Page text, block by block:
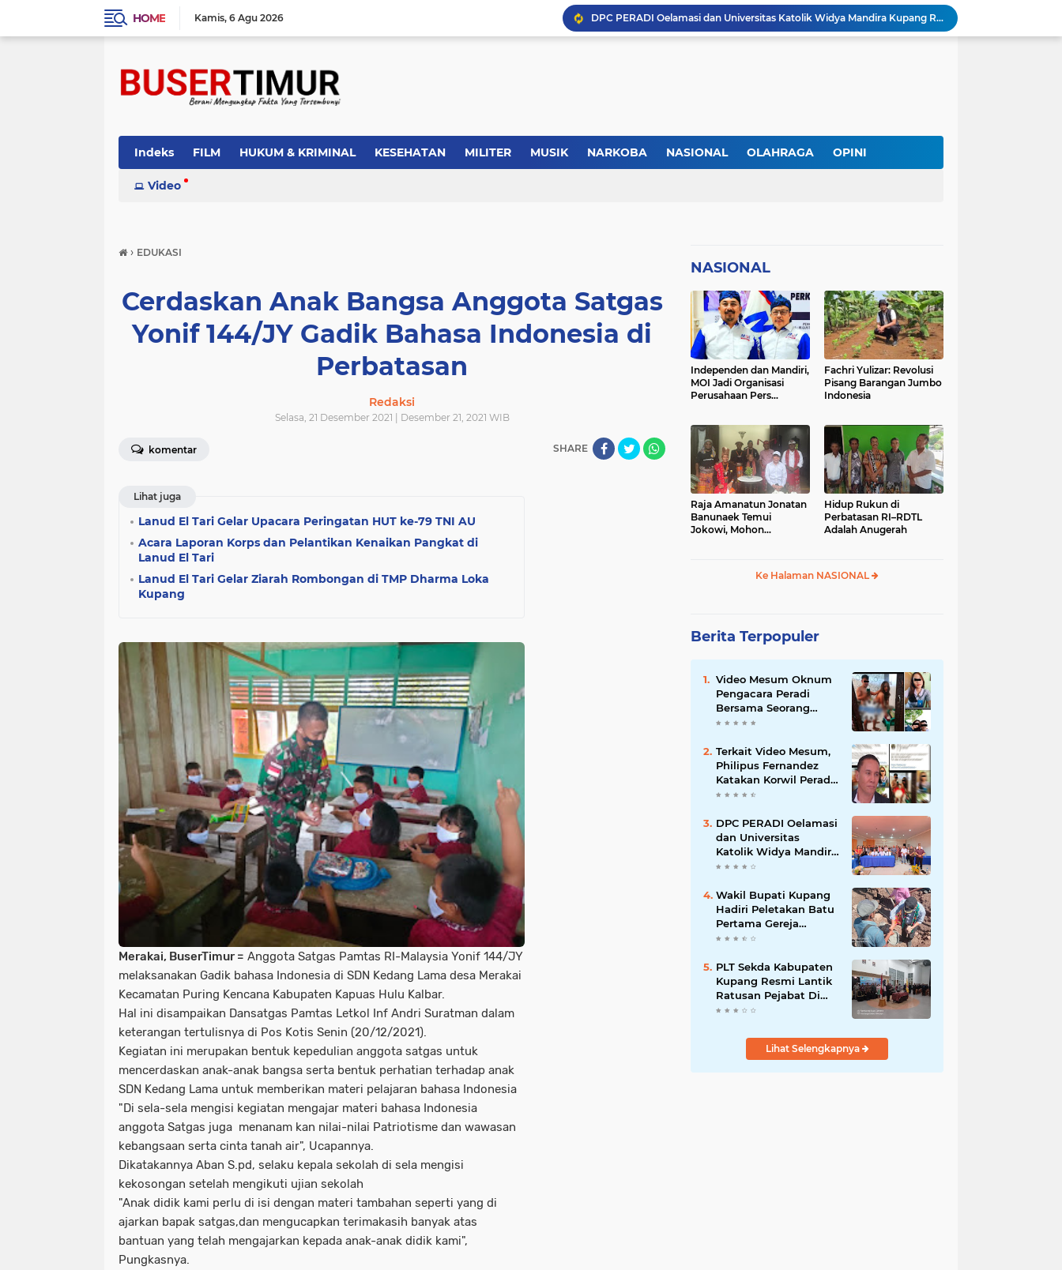
HOME Kamis 6 Agu 2026
DPC PERADI Oelamasi dan Universitas Katolik Widya Mandira Kupang Resmi Tutup PKPA Angkatan II
Kasus Lika Liku NTT Makin Panas! Merasa Difitnah, MS Tempuh Jalur Hukum terhadap BRN
21 DPC PWMOI Se-NTT Bergerak Serentak, Perkuat Profesionalisme Wartawan di Hari Pers Nasional 2026
Indeks FILM HUKUM & KRIMINAL KESEHATAN MILITER MUSIK NARKOBA NASIONAL OLAHRAGA OPINI
PEMERINTAH
Video
› EDUKASI
Cerdaskan Anak Bangsa Anggota Satgas
Yonif 144/JY Gadik Bahasa Indonesia di
Perbatasan
Redaksi
Selasa, 21 Desember 2021 | Desember 21, 2021 WIB
komentar SHARE
Lihat juga
Lanud El Tari Gelar Upacara Peringatan HUT ke-79 TNI AU
Acara Laporan Korps dan Pelantikan Kenaikan Pangkat di
Lanud El Tari
Lanud El Tari Gelar Ziarah Rombongan di TMP Dharma Loka
Kupang
Merakai, BuserTimur = Anggota Satgas Pamtas RI-Malaysia Yonif 144/JY
melaksanakan Gadik bahasa Indonesia di SDN Kedang Lama desa Merakai
Kecamatan Puring Kencana Kabupaten Kapuas Hulu Kalbar.
Hal ini disampaikan Dansatgas Pamtas Letkol Inf Andri Suratman dalam
keterangan tertulisnya di Pos Kotis Senin (20/12/2021).
Kegiatan ini merupakan bentuk kepedulian anggota satgas untuk
mencerdaskan anak-anak bangsa serta bentuk perhatian terhadap anak
SDN Kedang Lama untuk memberikan materi pelajaran bahasa Indonesia
"Di sela-sela mengisi kegiatan mengajar materi bahasa Indonesia
anggota Satgas juga menanam kan nilai-nilai Patriotisme dan wawasan
kebangsaan serta cinta tanah air", Ucapannya.
Dikatakannya Aban S.pd, selaku kepala sekolah di sela mengisi
kekosongan setelah mengikuti ujian sekolah
"Anak didik kami perlu di isi dengan materi tambahan seperti yang di
ajarkan bapak satgas,dan mengucapkan terimakasih banyak atas
bantuan yang telah mengajarkan kepada anak-anak didik kami",
Pungkasnya.
NASIONAL
Independen dan Mandiri,
MOI Jadi Organisasi
Perusahaan Pers
Fachri Yulizar: Revolusi
Pisang Barangan Jumbo
Indonesia
Raja Amanatun Jonatan
Banunaek Temui
Jokowi, Mohon
Hidup Rukun di
Perbatasan RI–RDTL
Adalah Anugerah
Ke Halaman NASIONAL
Berita Terpopuler
Video Mesum Oknum
Pengacara Peradi
Bersama Seorang
Wanita Viral di
Terkait Video Mesum,
Philipus Fernandez
Katakan Korwil Peradi
NTT Akan Panggil
DPC PERADI Oelamasi
dan Universitas
Katolik Widya Mandira
Kupang Resmi Tutup
Wakil Bupati Kupang
Hadiri Peletakan Batu
Pertama Gereja
Imanuel Bonet
PLT Sekda Kabupaten
Kupang Resmi Lantik
Ratusan Pejabat Di
Lingkup Kabupaten
Lihat Selengkapnya